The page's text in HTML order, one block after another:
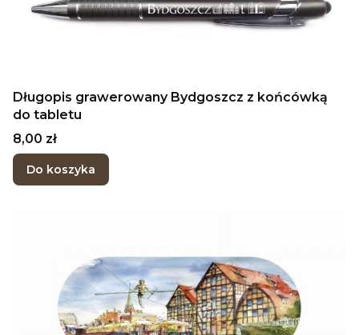
Długopis grawerowany Bydgoszcz z końcówką
do tabletu
Cena
8,00 zł
Do koszyka